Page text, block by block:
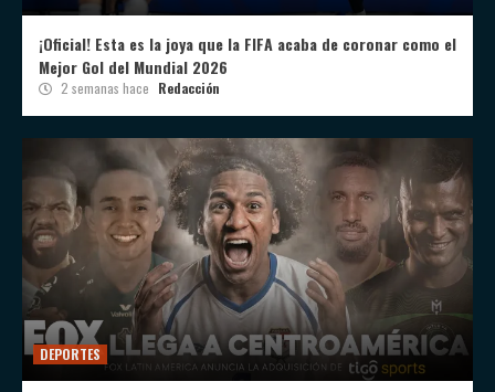
¡Oficial! Esta es la joya que la FIFA acaba de coronar como el
Mejor Gol del Mundial 2026
2 semanas hace Redacción
DEPORTES